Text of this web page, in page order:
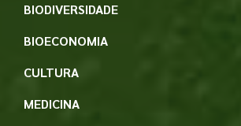
BIODIVERSIDADE
BIOECONOMIA
CULTURA
MEDICINA